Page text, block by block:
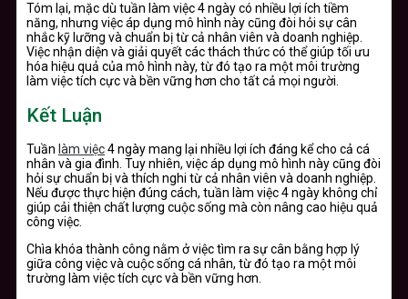
Tóm lại, mặc dù tuần làm việc 4 ngày có nhiều lợi ích tiềm
năng, nhưng việc áp dụng mô hình này cũng đòi hỏi sự cân
nhắc kỹ lưỡng và chuẩn bị từ cả nhân viên và doanh nghiệp.
Việc nhận diện và giải quyết các thách thức có thể giúp tối ưu
hóa hiệu quả của mô hình này, từ đó tạo ra một môi trường
làm việc tích cực và bền vững hơn cho tất cả mọi người.
Kết Luận
Tuần làm việc4 ngày mang lại nhiều lợi ích đáng kể cho cả cá
nhân và gia đình. Tuy nhiên, việc áp dụng mô hình này cũng đòi
hỏi sự chuẩn bị và thích nghi từ cả nhân viên và doanh nghiệp.
Nếu được thực hiện đúng cách, tuần làm việc 4 ngày không chỉ
giúp cải thiện chất lượng cuộc sống mà còn nâng cao hiệu quả
công việc.
Chìa khóa thành công nằm ở việc tìm ra sự cân bằng hợp lý
giữa công việc và cuộc sống cá nhân, từ đó tạo ra một môi
trường làm việc tích cực và bền vững hơn.